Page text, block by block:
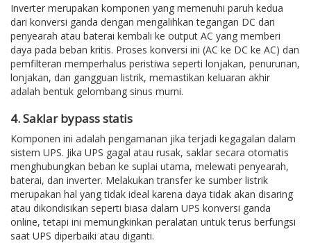
Inverter merupakan komponen yang memenuhi paruh kedua
dari konversi ganda dengan mengalihkan tegangan DC dari
penyearah atau baterai kembali ke output AC yang memberi
daya pada beban kritis. Proses konversi ini (AC ke DC ke AC) dan
pemfilteran memperhalus peristiwa seperti lonjakan, penurunan,
lonjakan, dan gangguan listrik, memastikan keluaran akhir
adalah bentuk gelombang sinus murni.
4. Saklar bypass statis
Komponen ini adalah pengamanan jika terjadi kegagalan dalam
sistem UPS. Jika UPS gagal atau rusak, saklar secara otomatis
menghubungkan beban ke suplai utama, melewati penyearah,
baterai, dan inverter. Melakukan transfer ke sumber listrik
merupakan hal yang tidak ideal karena daya tidak akan disaring
atau dikondisikan seperti biasa dalam UPS konversi ganda
online, tetapi ini memungkinkan peralatan untuk terus berfungsi
saat UPS diperbaiki atau diganti.